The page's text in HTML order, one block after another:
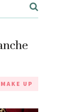
MAKE UP